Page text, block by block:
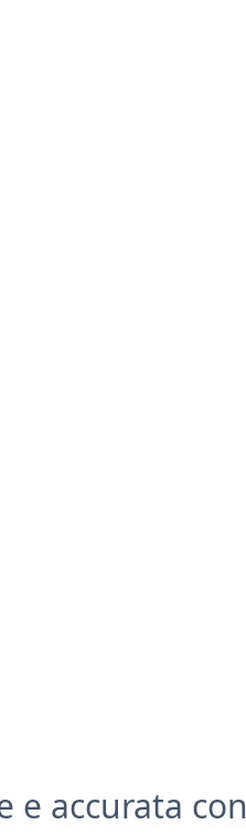
e accurata